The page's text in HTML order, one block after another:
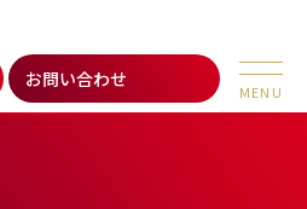
お問い合わせ